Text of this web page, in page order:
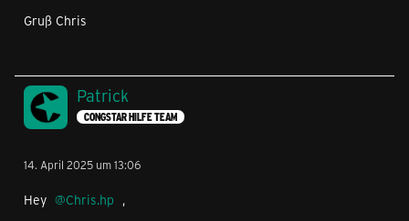
Gruß Chris
Patrick
CONGSTAR HILFE TEAM
14. April 2025 um 13:06
Hey Chris.hp ,